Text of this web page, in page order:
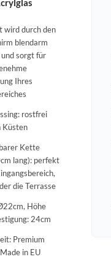
wird durch den
blendarm
sorgt für
Ihres
rostfrei
Küsten
Kette
lang): perfekt
die Terrasse
Höhe
24cm
Premium
in EU